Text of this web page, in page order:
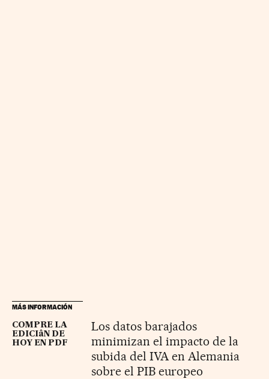
MÁS INFORMACIÓN
COMPRE LA
EDICIâN DE
HOY EN PDF
Los datos barajados
minimizan el impacto de la
subida del IVA en Alemania
sobre el PIB europeo